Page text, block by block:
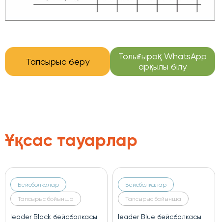
Тапсырыс беру
Толығырақ WhatsApp
арқылы білу
Ұқсас тауарлар
Бейсболкалар
Тапсырыс бойынша
leader green бейсболкасы
Бейсболкалар
Тапсырыс бойынша
leader red